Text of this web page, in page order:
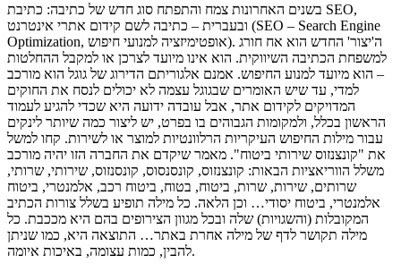
בשנים האחרונות צמח והתפתח סוג חדש של כתיבה: כתיבת SEO,
ובעברית – כתיבה לשם קידום אתרי אינטרנט (SEO – Search Engine
Optimization, אופטימיזציה למנועי חיפוש). ה'יצור' החדש הוא אח חורג
למשפחת הכתיבה השיווקית. הוא אינו מיועד לצרכן או למקבל ההחלטות
– הוא מיועד למנוע החיפוש. אמנם אלגוריתם הדירוג של גוגל הוא מורכב
למדי, עד שיש האומרים שבגוגל עצמה לא יכולים לנסח את החוקים
המדויקים לקידום אתר, אבל עובדה ידועה היא שכדי להגיע לעמוד
הראשון בכלל, ולמקומות הגבוהים בו בפרט, יש ליצור כמה שיותר לינקים
עבור מילות החיפוש העיקריות הרלוונטיות למוצר או לשירות. קחו למשל
את "קונצנזוס שירותי ביטוח". מאמר שיקדם את החברה הזו יהיה מורכב
משלל הווריאציות הבאות: קונצנזוס, קונסנסוס, קונסנזוס, שירותי, שרותי,
שרותים, שירות, שרות, ביטוח, בטוח, ביטוח רכב, אלמנטרי, ביטוח
אלמנטרי, ביטוח יסודי… וכן הלאה. כל מילה תופיע בשלל צורות הכתיב
המקובלות (והשגויות) שלה ובכל מגוון הצירופים בהם היא מככבת. כל
מילה תקושר לדף של מילה אחרת באתר… התוצאה היא, כמו שניתן
להבין, כמות עצומה, באיכות איומה.